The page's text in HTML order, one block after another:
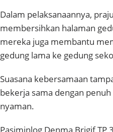
Dalam pelaksanaannya,
membersihkan halaman
mereka juga membantu
gedung lama ke gedung
Suasana kebersamaan
bekerja sama dengan
nyaman.